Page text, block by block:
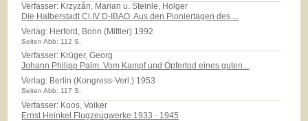
Verfasser: Krzyzån, Marian u. Steinle, Holger
Die Halberstadt Cl.IV D-IBAO. Aus den Pioniertagen des ...
Verlag: Herford, Bonn (Mittler) 1992
Seiten Abb: 112 S.
Verfasser: Krüger, Georg
Johann Philipp Palm. Vom Kampf und Opfertod eines guten...
Verlag: Berlin (Kongress-Verl.) 1953
Seiten Abb: 117 S.
Verfasser: Koos, Volker
Ernst Heinkel Flugzeugwerke 1933 - 1945